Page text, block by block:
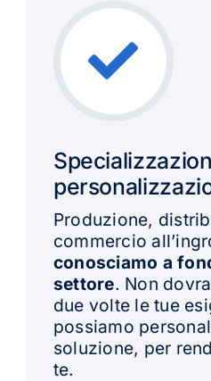
Produzione,
commercio
conosciamo a
settore. Non
due volte le tue
possiamo
soluzione, per
te.